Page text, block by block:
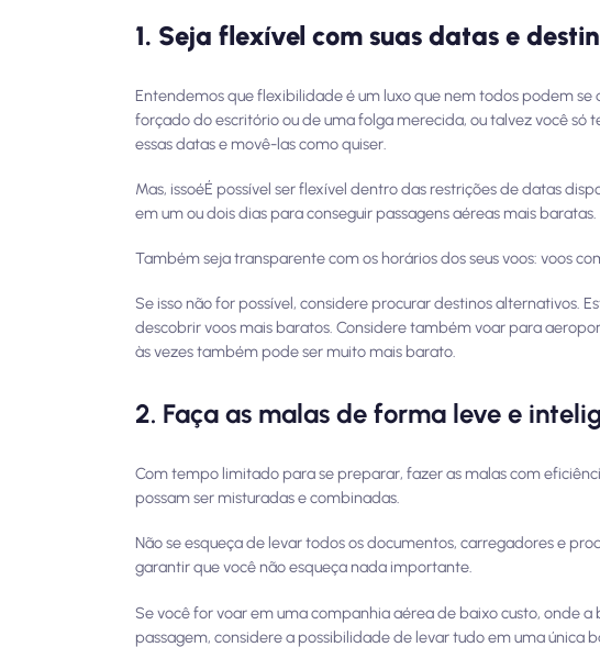
1. Seja flexível com suas datas e
Entendemos que flexibilidade é um luxo que nem todos podem
forçado do escritório ou de uma folga merecida, ou talvez você
essas datas e movê-las como quiser.
Mas, issoéÉ possível ser flexível dentro das restrições de datas
em um ou dois dias para conseguir passagens aéreas mais baratas.
Também seja transparente com os horários dos seus voos: voos
Se isso não for possível, considere procurar destinos alternativos.
descobrir voos mais baratos. Considere também voar para
às vezes também pode ser muito mais barato.
2. Faça as malas de forma leve e
Com tempo limitado para se preparar, fazer as malas com
possam ser misturadas e combinadas.
Não se esqueça de levar todos os documentos, carregadores e
garantir que você não esqueça nada importante.
Se você for voar em uma companhia aérea de baixo custo, onde
passagem, considere a possibilidade de levar tudo em uma